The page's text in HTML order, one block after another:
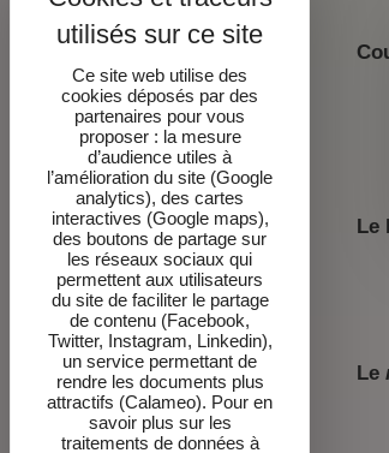
Le
Le
Ce site web utilise des
cookies déposés par des
partenaires pour vous
proposer : la mesure
d’audience utiles à
l’amélioration du site (Google
analytics), des cartes
interactives (Google maps),
des boutons de partage sur
les réseaux sociaux qui
permettent aux utilisateurs
du site de faciliter le partage
de contenu (Facebook,
Twitter, Instagram, Linkedin),
un service permettant de
rendre les documents plus
attractifs (Calameo). Pour en
savoir plus sur les
traitements de données à